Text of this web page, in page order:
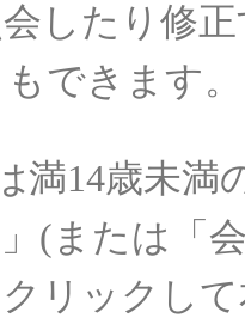
したり 修正
できます。
満14歳未満
」 ( または「
クリックして